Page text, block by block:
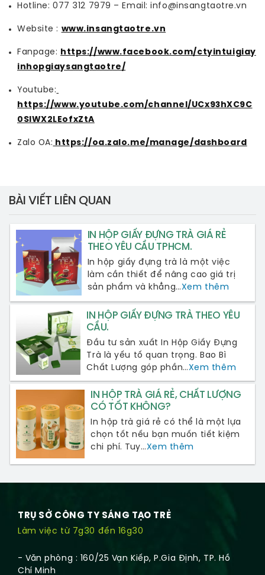
Hotline: 077 312 7979 – Email: info@insangtaotre.vn
Website : www.insangtaotre.vn
Fanpage: https://www.facebook.com/ctyintuigiay
inhopgiaysangtaotre/
Youtube:
https://www.youtube.com/channel/UCx93hXC9C
0SlWX2LEofxZtA
Zalo OA: https://oa.zalo.me/manage/dashboard
BÀI VIẾT LIÊN QUAN
IN HỘP GIẤY ĐỰNG TRÀ GIÁ RẺ
THEO YÊU CẦU TPHCM.
In hộp giấy đựng trà là một việc
làm cần thiết để nâng cao giá trị
sản phẩm và khẳng…Xem thêm
IN HỘP GIẤY ĐỰNG TRÀ THEO YÊU
CẦU.
Đầu tư sản xuất In Hộp Giấy Đựng
Trà là yếu tố quan trọng. Bao Bì
Chất Lượng góp phần…Xem thêm
IN HỘP TRÀ GIÁ RẺ, CHẤT LƯỢNG
CÓ TỐT KHÔNG?
In hộp trà giá rẻ có thể là một lựa
chọn tốt nếu bạn muốn tiết kiệm
chi phí. Tuy…Xem thêm
TRỤ SỞ CÔNG TY SÁNG TẠO TRẺ
Làm việc từ 7g30 đến 16g30
- Văn phòng : 160/25 Vạn Kiếp, P.Gia Định, TP. Hồ
Chí Minh